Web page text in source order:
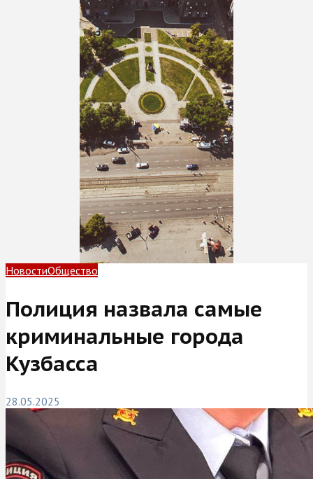
НовостиОбщество
Полиция назвала самые
криминальные города
Кузбасса
28.05.2025